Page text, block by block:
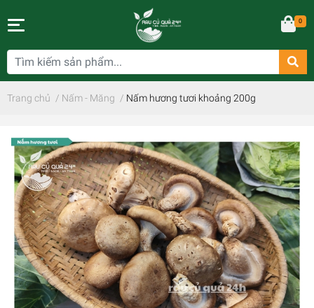
0
Trang chủ / Nấm - Măng / Nấm hương tươi khoảng 200g